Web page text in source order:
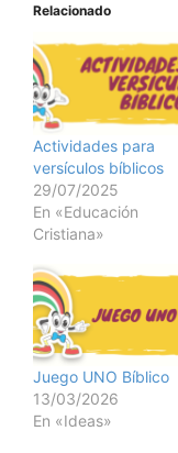
Relacionado
Actividades para
versículos bíblicos
29/07/2025
En «Educación
Cristiana»
Juego UNO Bíblico
13/03/2026
En «Ideas»